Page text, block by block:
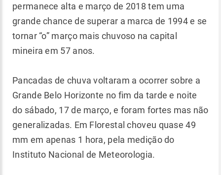
permanece alta e março de 2018 tem uma
grande chance de superar a marca de 1994 e se
tornar “o” março mais chuvoso na capital
mineira em 57 anos.
Pancadas de chuva voltaram a ocorrer sobre a
Grande Belo Horizonte no fim da tarde e noite
do sábado, 17 de março, e foram fortes mas não
generalizadas. Em Florestal choveu quase 49
mm em apenas 1 hora, pela medição do
Instituto Nacional de Meteorologia.